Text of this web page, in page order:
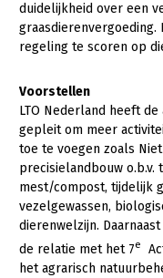
Fruitteelt
Glastuinbouw
Multifunctionele
Multifunctioneel
Vrouw en Bedrijf
Onderwerpen
duidelijkheid over een
regeling te scoren op
Voorstellen
LTO Nederland heeft
gepleit om meer
toe te voegen zoals
precisielandbouw o.b.v.
mest/compost, tijdelijk
vezelgewassen,
dierenwelzijn.
de relatie met het 7e
het agrarisch